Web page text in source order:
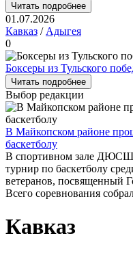
Читать подробнее
01.07.2026
Кавказ / Адыгея
0
Боксеры из Тульского
Читать подробнее
Выбор редакции
В Майкопском районе
баскетболу
В спортивном зале ДЮСШ
турнир по баскетболу
ветеранов, посвященный
Всего соревнования
Кавказ